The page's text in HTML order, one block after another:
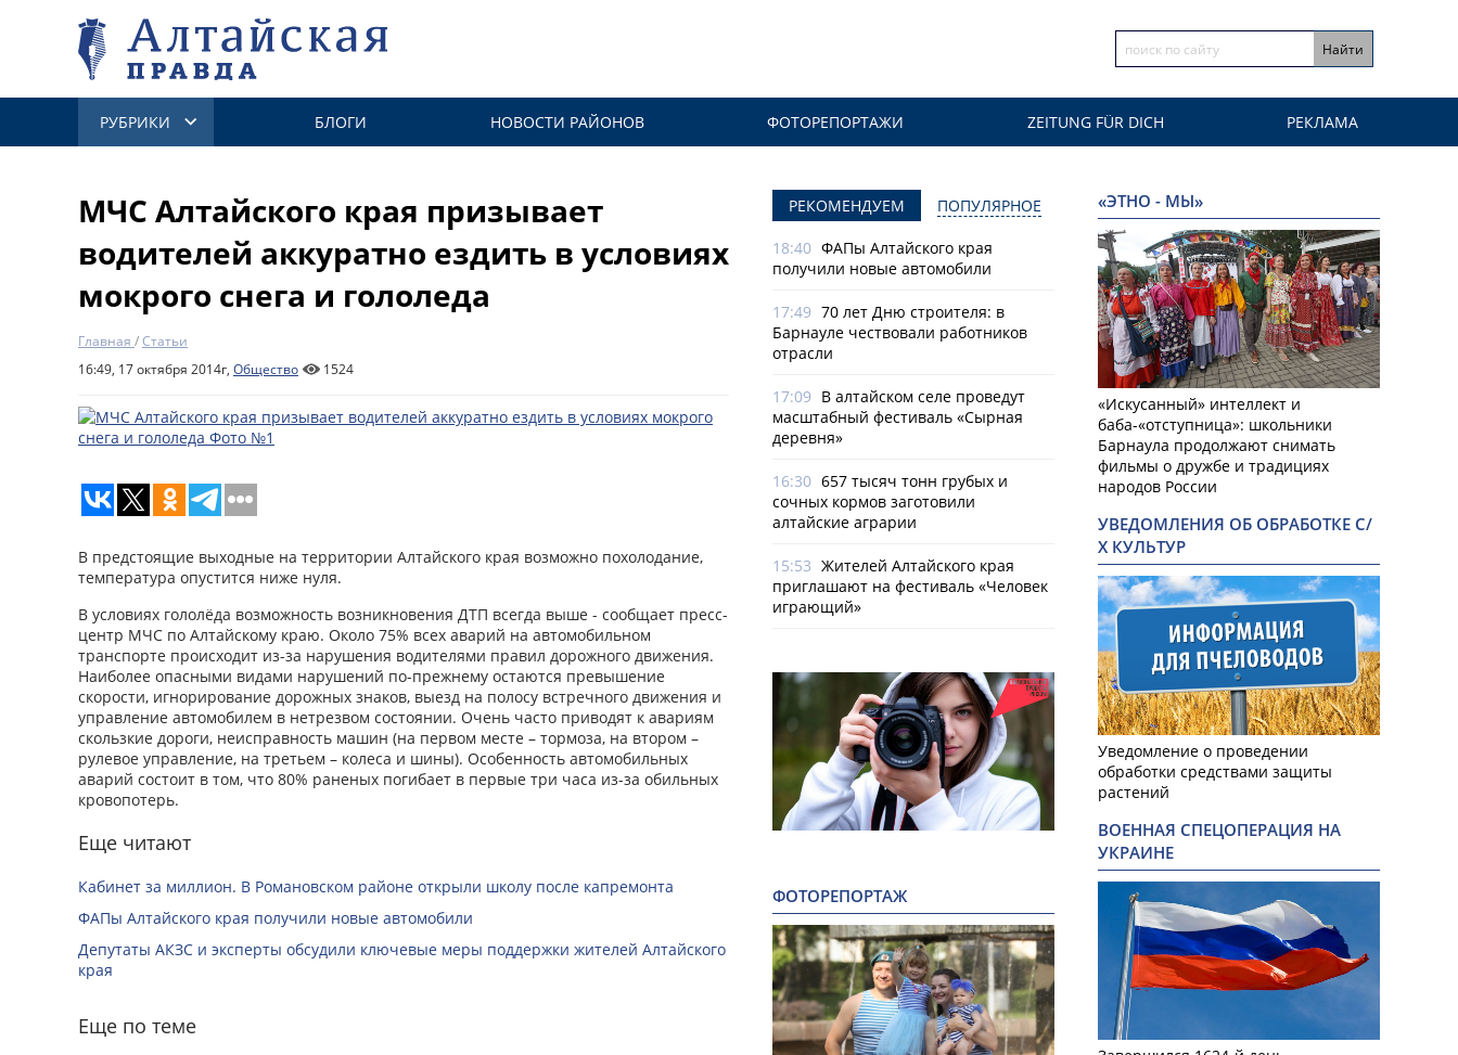
РУБРИКИ БЛОГИ НОВОСТИ РАЙОНОВ ФОТОРЕПОРТАЖИ ZEITUNG FÜR DICH РЕКЛАМА
МЧС Алтайского края призывает
водителей аккуратно ездить в условиях
мокрого снега и гололеда
Главная /Статьи
16:49, 17 октября 2014г, Общество 1524
В предстоящие выходные на территории Алтайского края возможно похолодание,
температура опустится ниже нуля.
В условиях гололёда возможность возникновения ДТП всегда выше - сообщает пресс-
центр МЧС по Алтайскому краю. Около 75% всех аварий на автомобильном
транспорте происходит из-за нарушения водителями правил дорожного движения.
Наиболее опасными видами нарушений по-прежнему остаются превышение
скорости, игнорирование дорожных знаков, выезд на полосу встречного движения и
управление автомобилем в нетрезвом состоянии. Очень часто приводят к авариям
скользкие дороги, неисправность машин (на первом месте – тормоза, на втором –
рулевое управление, на третьем – колеса и шины). Особенность автомобильных
аварий состоит в том, что 80% раненых погибает в первые три часа из-за обильных
кровопотерь.
Еще читают
Кабинет за миллион. В Романовском районе открыли школу после капремонта
ФАПы Алтайского края получили новые автомобили
Депутаты АКЗС и эксперты обсудили ключевые меры поддержки жителей Алтайского
края
Еще по теме
РЕКОМЕНДУЕМ ПОПУЛЯРНОЕ
18:40 ФАПы Алтайского края
получили новые автомобили
17:49 70 лет Дню строителя: в
Барнауле чествовали работников
отрасли
17:09 В алтайском селе проведут
масштабный фестиваль «Сырная
деревня»
16:30 657 тысяч тонн грубых и
сочных кормов заготовили
алтайские аграрии
15:53 Жителей Алтайского края
приглашают на фестиваль «Человек
играющий»
ФОТОРЕПОРТАЖ
«ЭТНО - МЫ»
«Искусанный» интеллект и
баба-«отступница»: школьники
Барнаула продолжают снимать
фильмы о дружбе и традициях
народов России
УВЕДОМЛЕНИЯ ОБ ОБРАБОТКЕ С/
Х КУЛЬТУР
Уведомление о проведении
обработки средствами защиты
растений
ВОЕННАЯ СПЕЦОПЕРАЦИЯ НА
УКРАИНЕ